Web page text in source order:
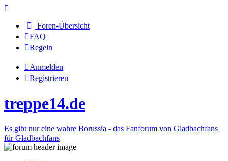
Foren-Übersicht
FAQ
Regeln
Anmelden
Registrieren
treppe14.de
Es gibt nur eine wahre Borussia - das Fanforum von Gladbachfans
für Gladbachfans